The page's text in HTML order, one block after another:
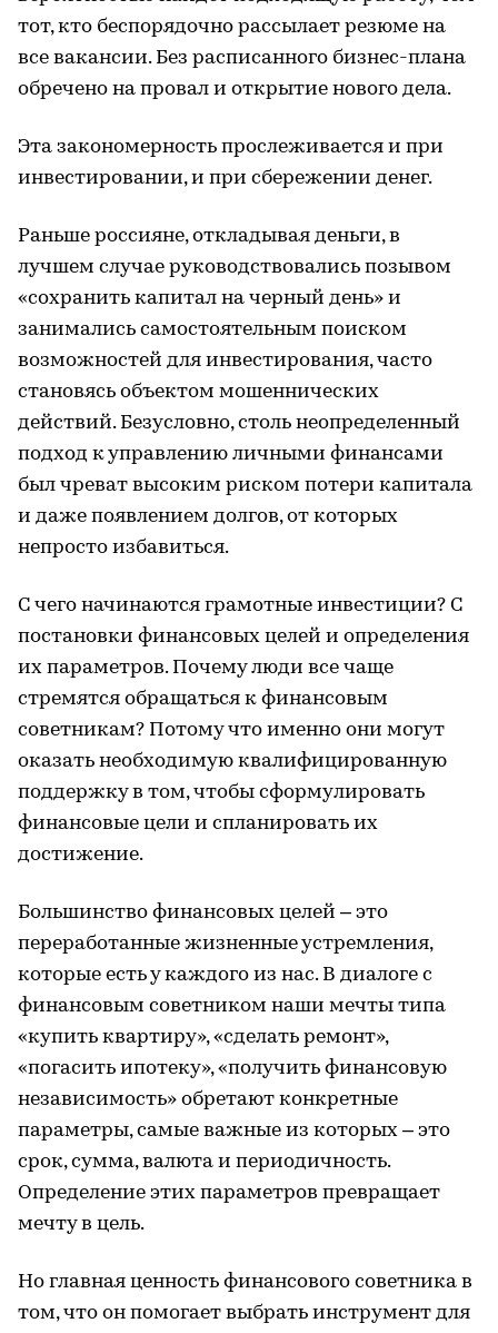
тот, кто беспорядочно рассылает резюме на
все вакансии. Без расписанного бизнес-плана
обречено на провал и открытие нового дела.
Эта закономерность прослеживается и при
инвестировании, и при сбережении денег.
Раньше россияне, откладывая деньги, в
лучшем случае руководствовались позывом
«сохранить капитал на черный день» и
занимались самостоятельным поиском
возможностей для инвестирования, часто
становясь объектом мошеннических
действий. Безусловно, столь неопределенный
подход к управлению личными финансами
был чреват высоким риском потери капитала
и даже появлением долгов, от которых
непросто избавиться.
С чего начинаются грамотные инвестиции? С
постановки финансовых целей и определения
их параметров. Почему люди все чаще
стремятся обращаться к финансовым
советникам? Потому что именно они могут
оказать необходимую квалифицированную
поддержку в том, чтобы сформулировать
финансовые цели и спланировать их
достижение.
Большинство финансовых целей – это
переработанные жизненные устремления,
которые есть у каждого из нас. В диалоге с
финансовым советником наши мечты типа
«купить квартиру», «сделать ремонт»,
«погасить ипотеку», «получить финансовую
независимость» обретают конкретные
параметры, самые важные из которых – это
срок, сумма, валюта и периодичность.
Определение этих параметров превращает
мечту в цель.
Но главная ценность финансового советника в
том, что он помогает выбрать инструмент для